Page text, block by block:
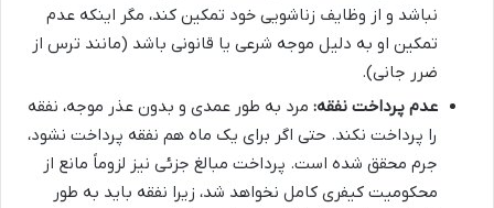
نباشد و از وظایف زناشویی خود تمکین کند، مگر اینکه عدم
تمکین او به دلیل موجه شرعی یا قانونی باشد (مانند ترس از
ضرر جانی).
عدم پرداخت نفقه: مرد به طور عمدی و بدون عذر موجه، نفقه
را پرداخت نکند. حتی اگر برای یک ماه هم نفقه پرداخت نشود،
جرم محقق شده است. پرداخت مبالغ جزئی نیز لزوماً مانع از
محکومیت کیفری کامل نخواهد شد، زیرا نفقه باید به طور